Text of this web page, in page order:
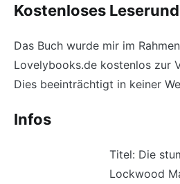
Kostenloses
Das Buch wurde mir im
Lovelybooks.de kostenlos zur
Dies beeinträchtigt in keiner
Infos
Titel: Die
Lockwood